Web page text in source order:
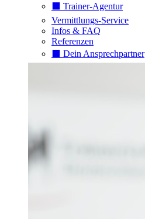
⬛️ Trainer-Agentur
Vermittlungs-Service
Infos & FAQ
Referenzen
⬛️ Dein Ansprechpartner